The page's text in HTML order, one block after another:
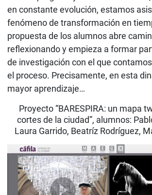
en constante evolución, estamos
fenómeno de transformación en
propuesta de los alumnos abre
reflexionando y empieza a formar
de investigación con el que
el proceso. Precisamente, en esta
mayor aprendizaje…
Proyecto “BARESPIRA: un mapa
cortes de la ciudad”, alumnos:
Laura Garrido, Beatríz Rodríguez,